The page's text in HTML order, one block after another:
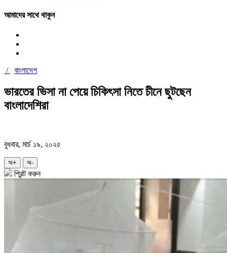
আমাদের সাথে থাকুন
/ বাংলাদেশ
ভারতের ভিসা না পেয়ে চিকিৎসা নিতে চীনে ছুটছেন
বাংলাদেশিরা
বুধবার, মার্চ ১৯, ২০২৫
অ+ অ-
প্রিন্ট করুন